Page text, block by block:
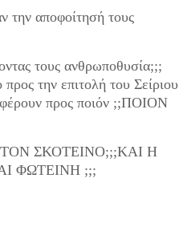
την αποφοίτησή τους
τους ανθρωποθυσία;;;
την επιτολή του Σείριου
προς ποιόν ;;ΠΟΙΟΝ
ΣΚΟΤΕΙΝΟ;;;ΚΑΙ Η
ΦΩΤΕΙΝΗ ;;;